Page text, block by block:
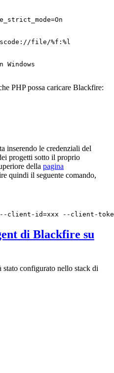
PHP possa caricare Blackfire:
inserendo le credenziali del
progetti sotto il proprio
della pagina
quindi il seguente comando,
id=xxx --client-
di Blackfire su
configurato nello stack di